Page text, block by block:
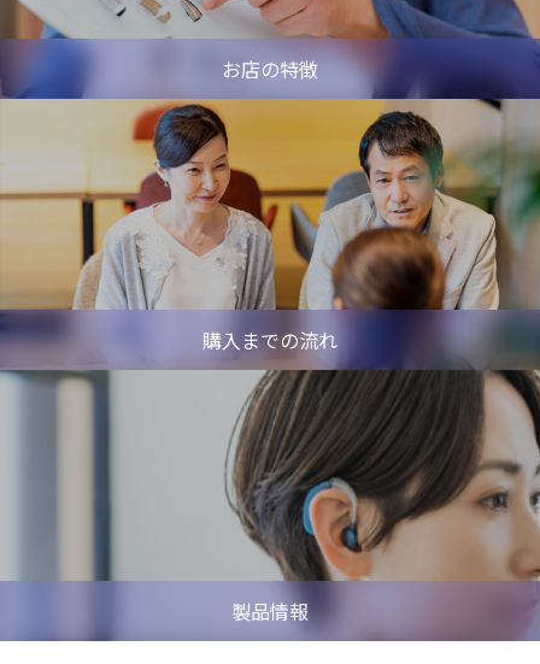
お店の特徴
購入までの流れ
製品情報